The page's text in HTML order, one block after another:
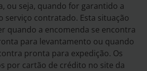
ou seja, quando for garantido a
serviço contratado. Esta situação
quando a encomenda se encontra
para levantamento ou quando
pronta para expedição. Os
por cartão de crédito no site da